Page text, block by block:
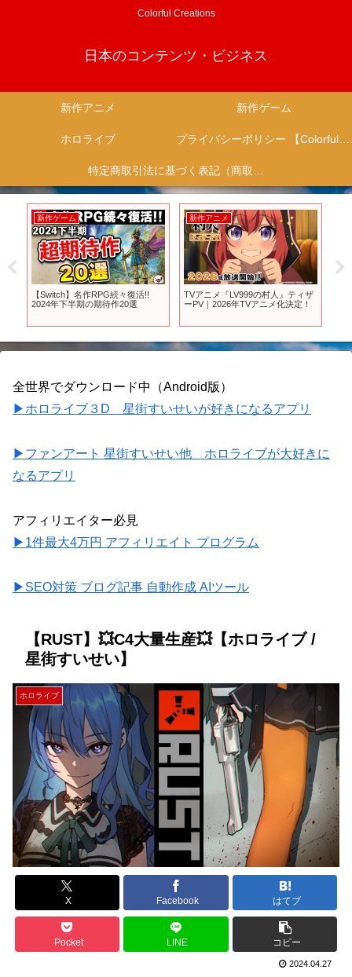
Colorful Creations
日本のコンテンツ・ビジネス
新作アニメ 新作ゲーム
ホロライブ プライバシーポリシー 【Colorful Creation】
特定商取引法に基づく表記（商取引に関する開示）
新作ゲーム
【Switch】名作RPG続々復活!!
2024年下半期の期待作20選
新作アニメ
TVアニメ『LV999の村人』ティザ
ーPV｜2026年TVアニメ化決定！
全世界でダウンロード中（Android版）
▶ホロライブ３D 星街すいせいが好きになるアプリ
▶ファンアート 星街すいせい他 ホロライブが大好きに
なるアプリ
アフィリエイター必見
▶1件最大4万円 アフィリエイト プログラム
▶SEO対策 ブログ記事 自動作成 AIツール
【RUST】💥C4大量生産💥【ホロライブ /
星街すいせい】
ホロライブ
X Facebook はてブ
Pocket LINE コピー
2024.04.27